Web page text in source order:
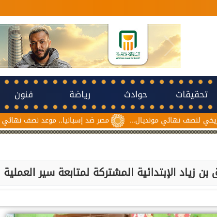
تحقيقات حوادث رياضة فنون
مصر ضد إسبانيا.. موعد نصف نهائي مونديال مونديال...
الإبتدائية المشتركة لمتابعة سير العملية